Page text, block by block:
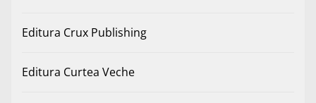
Editura Crux Publishing
Editura Curtea Veche